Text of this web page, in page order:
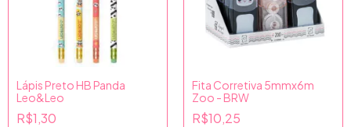
Lápis Preto HB Panda
Leo&Leo
R$1,30
Fita Corretiva 5mmx6m
Zoo - BRW
R$10,25